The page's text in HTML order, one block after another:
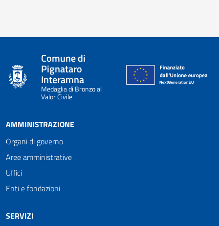
Comune di
Pignataro
Interamna
Medaglia di Bronzo al
Valor Civile
AMMINISTRAZIONE
Organi di governo
Aree amministrative
Uffici
Enti e fondazioni
SERVIZI